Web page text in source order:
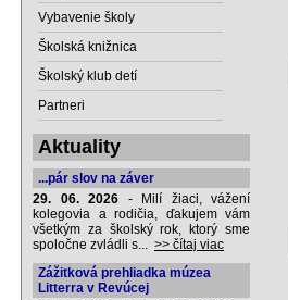
Vybavenie školy
Školská knižnica
Školský klub detí
Partneri
Aktuality
...pár slov na záver
29. 06. 2026 - Milí žiaci, vážení
kolegovia a rodičia, ďakujem vám
všetkým za školský rok, ktorý sme
spoločne zvládli s... >> čítaj viac
Zážitková prehliadka múzea
Litterra v Revúcej